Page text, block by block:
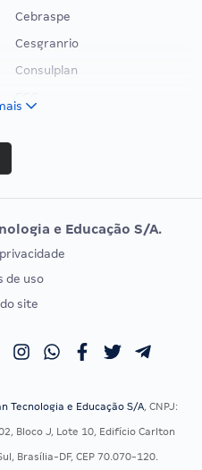
Cebraspe
Cesgranrio
Consulplan
Vunesp
EXAME DE ORDEM
Calendário OAB
e Educação S/A.
de uso
site
Tecnologia e Educação S/A, CNPJ:
Bloco J, Lote 10, Edifício Carlton
Brasília-DF, CEP 70.070-120.